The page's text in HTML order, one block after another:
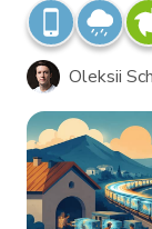
Oleksii
गंभीर अलर्ट्स
ब्लॉग
ऐप पाएं